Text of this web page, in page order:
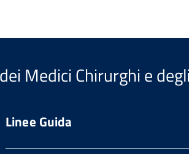
Medici Chirurghi e
Linee Guida